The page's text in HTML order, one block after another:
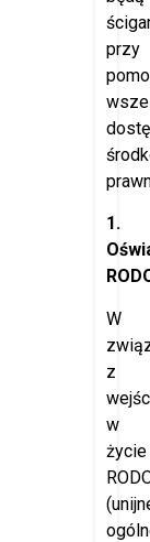
przy
1.
W
z
w
życie